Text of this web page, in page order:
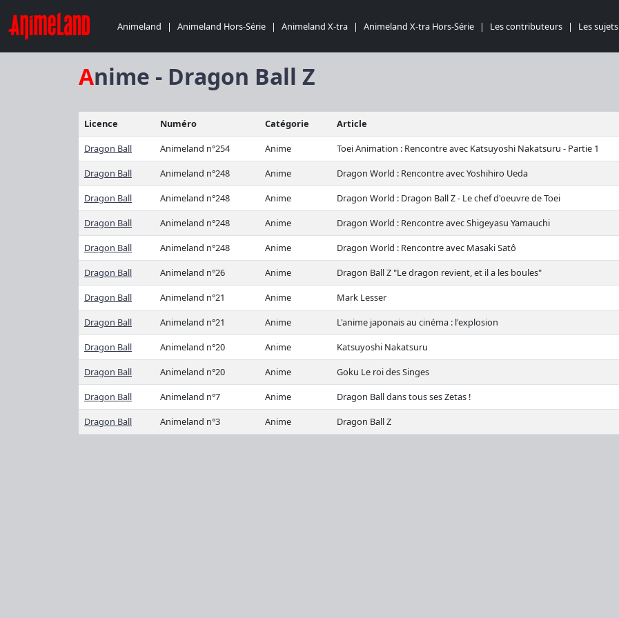
Animeland | Animeland Hors-Série | Animeland X-tra | Animeland X-tra Hors-Série | Les contributeurs | Les sujets
Anime - Dragon Ball Z
Licence Numéro Catégorie Article
Dragon Ball
Animeland n°254 Anime Toei Animation : Rencontre avec Katsuyoshi Nakatsuru - Partie 1
Dragon Ball
Animeland n°248 Anime Dragon World : Rencontre avec Yoshihiro Ueda
Dragon Ball
Animeland n°248 Anime Dragon World : Dragon Ball Z - Le chef d'oeuvre de Toei
Dragon Ball
Animeland n°248 Anime Dragon World : Rencontre avec Shigeyasu Yamauchi
Dragon Ball
Animeland n°248 Anime Dragon World : Rencontre avec Masaki Satô
Dragon Ball
Animeland n°26 Anime Dragon Ball Z "Le dragon revient, et il a les boules"
Dragon Ball
Animeland n°21 Anime Mark Lesser
Dragon Ball
Animeland n°21 Anime L'anime japonais au cinéma : l'explosion
Dragon Ball
Animeland n°20 Anime Katsuyoshi Nakatsuru
Dragon Ball
Animeland n°20 Anime Goku Le roi des Singes
Dragon Ball
Animeland n°7 Anime Dragon Ball dans tous ses Zetas !
Dragon Ball
Animeland n°3 Anime Dragon Ball Z